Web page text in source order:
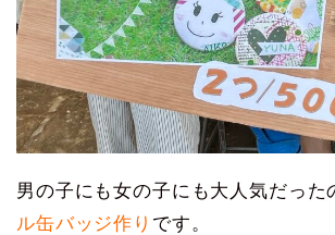
男の子にも女の子にも大人気だった
ル缶バッジ作り です。